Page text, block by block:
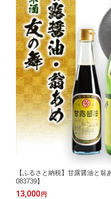
【ふるさと納税】甘露醤油と翁
083739】
13,000 円